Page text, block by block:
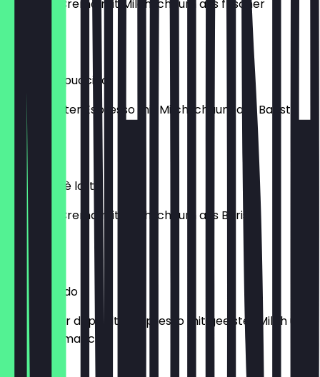
Ein Caffè Crema mit Milchschaum aus frischer
Hafer Cappuccino
Ein doppelter Espresso mit Milchschaum aus Barista
Haferdrink
4,90 €
Hafer Caffè latte
Ein Caffè Crema mit Milchschaum aus Barista
Haferdrink
Caffè freddo
Ein geeister doppelter Espresso mit geeister Milch und
Vanillearomatico
5,90 €